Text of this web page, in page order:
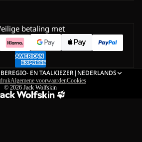
betaling met
BEREGIO- EN TAALKIEZER| NEDERLANDS
Algemene voorwaardenCookies
© 2026 Jack Wolfskin